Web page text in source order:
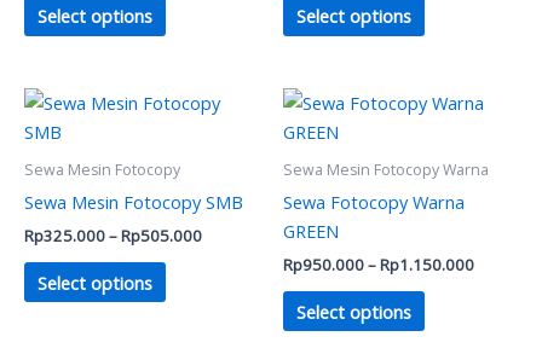
Select options
be
on
page
Select options
be
on
page
Sewa Mesin Fotocopy
Sewa Mesin Fotocopy SMB
Rp325.000–Rp505.000
Price
range:
Select options
This
variants.
The
may
Sewa Mesin Fotocopy Warna
Sewa Fotocopy Warna
GREEN
Rp950.000–Rp1.150.000
Price
Select options
This
has
options
be